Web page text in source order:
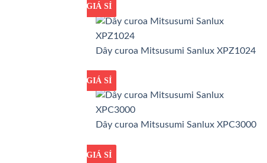
GIÁ TỐT
GIÁ SỈ
Dây curoa Mitsusumi Sanlux XPZ1024
GIÁ TỐT
GIÁ SỈ
Dây curoa Mitsusumi Sanlux XPC3000
GIÁ TỐT
GIÁ SỈ